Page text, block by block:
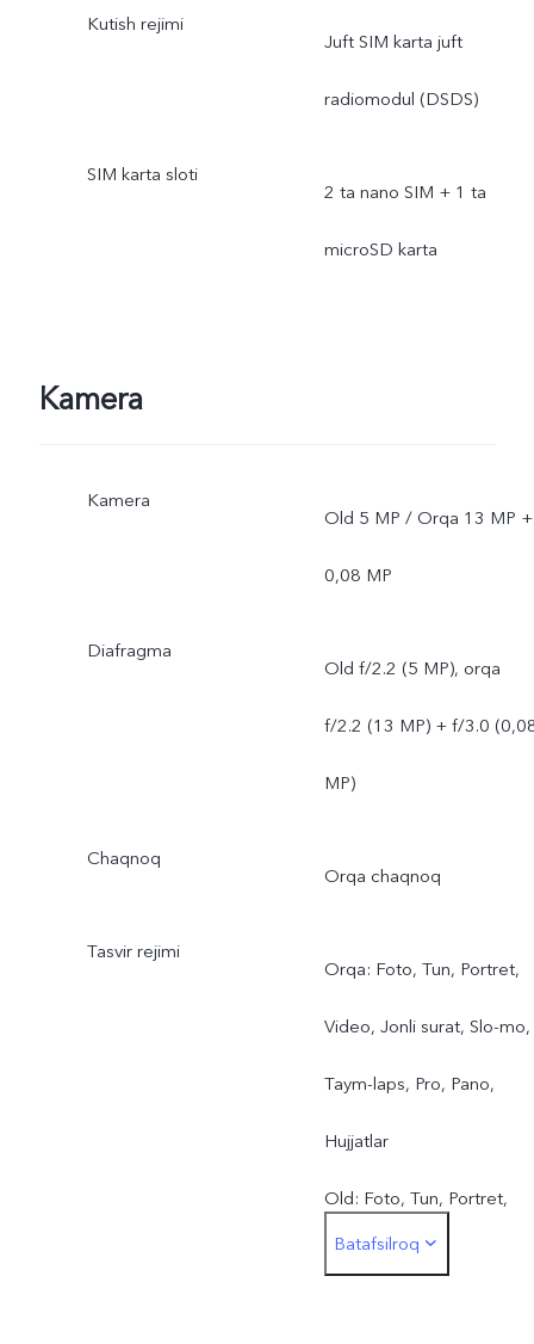
Kutish rejimi
Juft SIM karta juft
radiomodul (DSDS)
SIM karta sloti
2 ta nano SIM + 1 ta
microSD karta
Kamera
Kamera
Old 5 MP / Orqa 13 MP +
0,08 MP
Diafragma
Old f/2.2 (5 MP), orqa
f/2.2 (13 MP) + f/3.0
MP)
Chaqnoq
Orqa chaqnoq
Tasvir rejimi
Orqa: Foto, Tun, Portret,
Video, Jonli surat, Slo-mo,
Taym-laps, Pro, Pano,
Hujjatlar
Old: Foto, Tun, Portret,
Video, Jonli surat
Batafsilroq